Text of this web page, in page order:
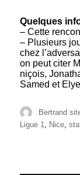
Quelques
– Cette
– Plusieurs
chez
on peut citer
niçois,
Samed et
Auteur
Bertrand
Ligue 1, Nice,